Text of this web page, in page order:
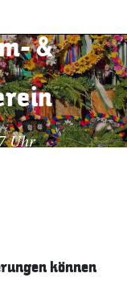
&
Uhr
können